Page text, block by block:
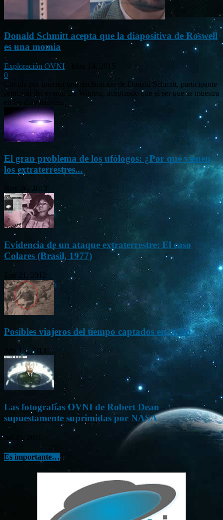
Donald Schmitt acepta que la diapositiva de Roswell
es una momia
Exploración OVNI
0
Circula por internet una declaración de Donald Schmitt, participante
principal del evento Be Witness, aceptando que el ser que se muestra
en las diapositivas...
El gran problema de los ufólogos: ¿Por qué vienen
los extraterrestres...
Nov 26, 2012
Evidencia de un ataque extraterrestre: El caso
Colares (Brasil, 1977)
Ene 21, 2012
Posibles viajeros del tiempo captados en vídeo
Abr 13, 2013
Las fotografías OVNI de Robert Dean
supuestamente suprimidas por NASA
Es importante…